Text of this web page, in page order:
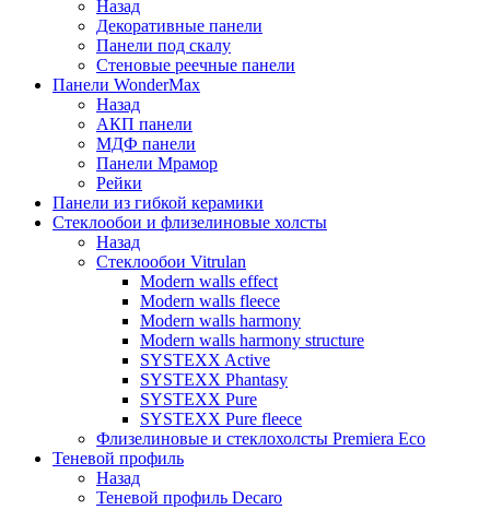
Назад
Декоративные панели
Панели под скалу
Стеновые реечные панели
Панели WonderMax
Назад
АКП панели
МДФ панели
Панели Мрамор
Рейки
Панели из гибкой керамики
Стеклообои и флизелиновые холсты
Назад
Стеклообои Vitrulan
Modern walls effect
Modern walls fleece
Modern walls harmony
Modern walls harmony structure
SYSTEXX Active
SYSTEXX Phantasy
SYSTEXX Pure
SYSTEXX Pure fleece
Флизелиновые и стеклохолсты Premiera Eco
Теневой профиль
Назад
Теневой профиль Decaro